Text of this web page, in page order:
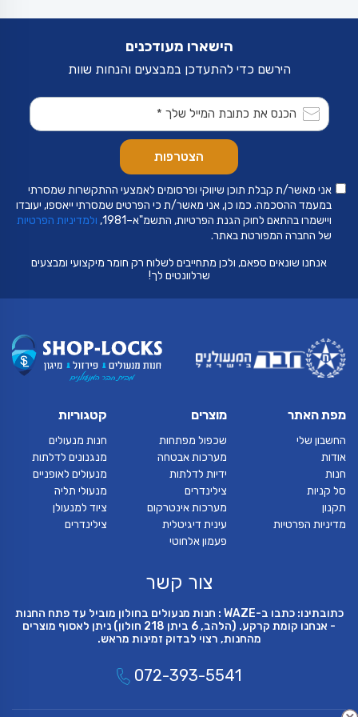
את
הישארו מעודכנים
הירשם כדי להתעדכן במבצעים והנחות שוות
אני מאשר/ת קבלת תוכן שיווקי ופרסומים לאמצעי ההתקשרות שמסרתי
במעמד ההסכמה. כמו כן, אני מאשר/ת כי הפרטים שמסרתי ייאספו, יעובדו
ויישמרו בהתאם לחוק הגנת הפרטיות, התשמ"א–1981,
ולמדיניות הפרטיות
של החברה המפורטת באתר.
אנחנו שונאים ספאם, ולכן מתחייבים לשלוח רק חומר מיקצועי ומבצעים
שרלוונטים לך!
מפת האתר
החשבון שלי
אודות
חנות
סל קניות
תקנון
מדיניות הפרטיות
מוצרים
שכפול מפתחות
מערכות אבטחה
ידיות לדלתות
צילינדרים
מערכות אינטרקום
עינית דיגיטלית
פעמון אלחוטי
קטגוריות
חנות מנעולים
מנגנונים לדלתות
מנעולים לאופניים
מנעולי תליה
ציוד למנעולן
צילינדרים
צור קשר
כתובתינו: כתבו ב-WAZE : חנות מנעולים בחולון מוביל עד פתח החנות
- אנחנו קומת קרקע. (הלהב, 6 ביתן 218 חולון) ניתן לאסוף מוצרים
מהחנות, רצוי לבדוק זמינות מראש.
072-393-5541